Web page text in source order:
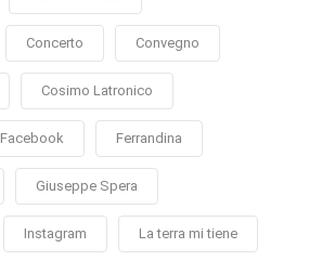
Concerto Convegno
Cosimo Latronico
Facebook Ferrandina
Giuseppe Spera
Instagram La terra mi tiene